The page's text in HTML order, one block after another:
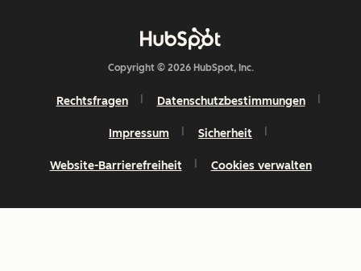
Copyright © 2026 HubSpot, Inc.
Rechtsfragen Datenschutzbestimmungen
Impressum Sicherheit
Website-Barrierefreiheit Cookies verwalten